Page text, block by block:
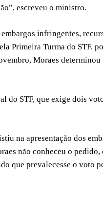
escreveu o ministro.
infringentes,
Primeira Turma do STF,
Moraes
do STF, que exige dois
na apresentação dos
não conheceu o
que prevalecesse o voto